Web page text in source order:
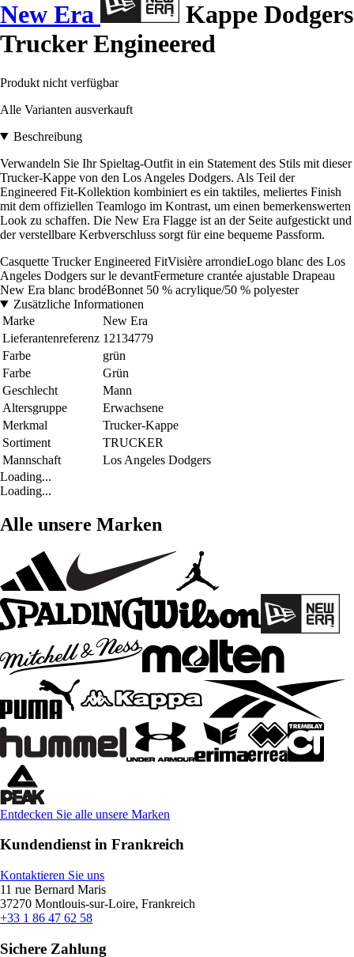
New Era
Kappe Dodgers
Trucker Engineered
Produkt nicht verfügbar
Alle Varianten ausverkauft
Beschreibung
Verwandeln Sie Ihr Spieltag-Outfit in ein Statement des Stils mit dieser
Trucker-Kappe von den Los Angeles Dodgers. Als Teil der
Engineered Fit-Kollektion kombiniert es ein taktiles, meliertes Finish
mit dem offiziellen Teamlogo im Kontrast, um einen bemerkenswerten
Look zu schaffen. Die New Era Flagge ist an der Seite aufgestickt und
der verstellbare Kerbverschluss sorgt für eine bequeme Passform.
Casquette Trucker Engineered FitVisière arrondieLogo blanc des Los
Angeles Dodgers sur le devantFermeture crantée ajustable Drapeau
New Era blanc brodéBonnet 50 % acrylique/50 % polyester
Zusätzliche Informationen
Marke
New Era
Lieferantenreferenz 12134779
Farbe
grün
Farbe
Grün
Geschlecht
Mann
Altersgruppe
Erwachsene
Merkmal
Trucker-Kappe
Sortiment
TRUCKER
Mannschaft
Los Angeles Dodgers
Loading...
Loading...
Alle unsere Marken
Entdecken Sie alle unsere Marken
Kundendienst in Frankreich
Kontaktieren Sie uns
11 rue Bernard Maris
37270 Montlouis-sur-Loire, Frankreich
+33 1 86 47 62 58
Sichere Zahlung